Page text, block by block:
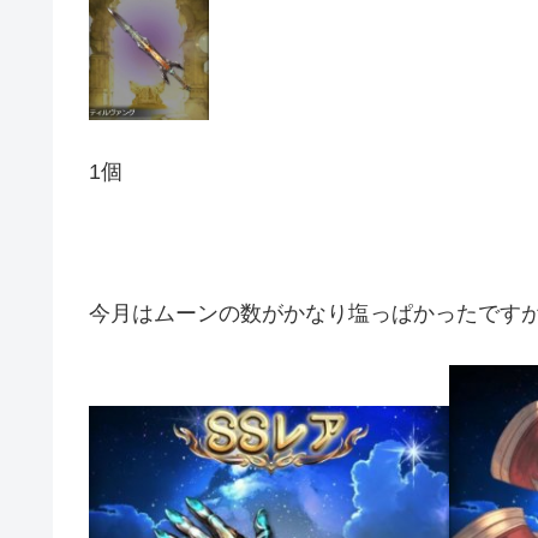
1個
今月はムーンの数がかなり塩っぱかったです